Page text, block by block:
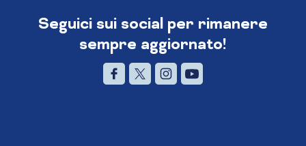
Seguici sui social per rimanere
sempre aggiornato!